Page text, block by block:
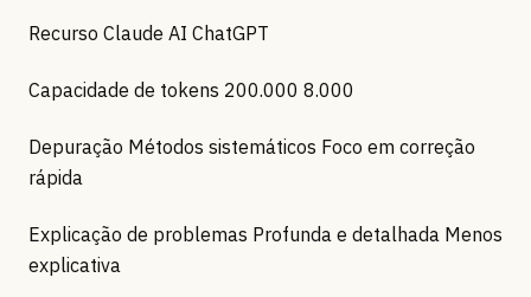
Recurso Claude AI ChatGPT
Capacidade de tokens 200.000 8.000
Depuração Métodos sistemáticos Foco em correção
rápida
Explicação de problemas Profunda e detalhada Menos
explicativa